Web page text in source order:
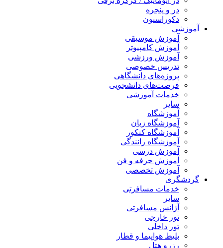
در و پنجره
دکوراسیون
آموزشی
آموزش موسیقی
آموزش کامپیوتر
آموزش ورزشی
تدریس خصوصی
پروژه‌های دانشگاهی
فرصت‌های دانشجویی
خدمات آموزشی
سایر
آموزشگاه
آموزشگاه زبان
آموزشگاه کنکور
آموزشگاه رانندگی
آموزش درسی
آموزش حرفه و فن
آموزش تخصصی
گردشگری
خدمات مسافرتی
سایر
آژانس مسافرتی
تور خارجی
تور داخلی
بلیط هواپیما و قطار
رزرو هتل